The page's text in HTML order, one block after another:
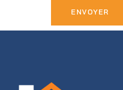
ENVOYER